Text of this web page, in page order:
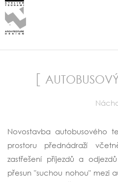
Novostavba autobusového
prostoru přednádraží
zastřešení příjezdů a
přesun "suchou nohou" mezi